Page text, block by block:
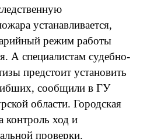
устанавливается,
режим работы
А специалистам судебно-
предстоит установить
сообщили в ГУ
области. Городская
контроль ход и
проверки.